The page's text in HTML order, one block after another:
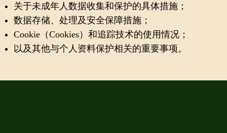
关于未成年人数据收集和保护的具体措施；
数据存储、处理及安全保障措施；
Cookie（Cookies）和追踪技术的使用情况；
以及其他与个人资料保护相关的重要事项。